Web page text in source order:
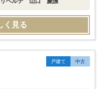
く見る
戸建て 中古